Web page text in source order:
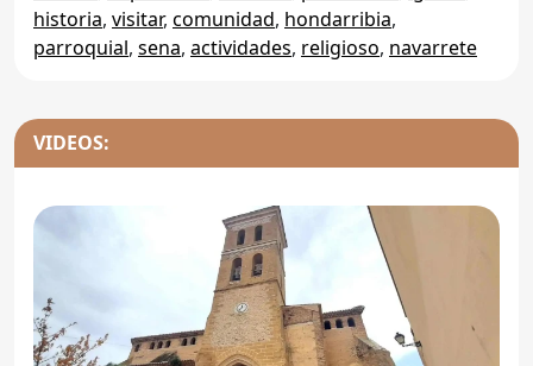
historia, visitar, comunidad, hondarribia,
parroquial, sena, actividades, religioso, navarrete
VIDEOS: